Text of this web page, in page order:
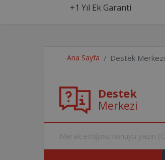
+1 Yıl Ek Garanti
Ana Sayfa Destek Merkezi
Destek
Merkezi